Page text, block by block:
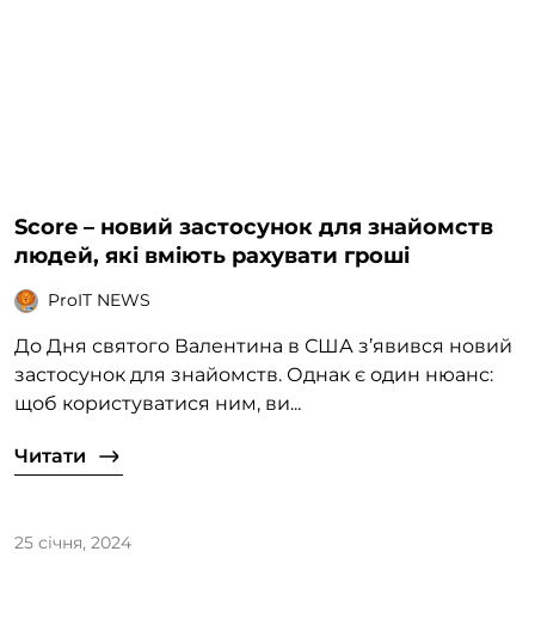
Score – новий застосунок для знайомств
людей, які вміють рахувати гроші
ProIT NEWS
До Дня святого Валентина в США з’явився новий
застосунок для знайомств. Однак є один нюанс:
щоб користуватися ним, ви...
Читати
25 січня, 2024